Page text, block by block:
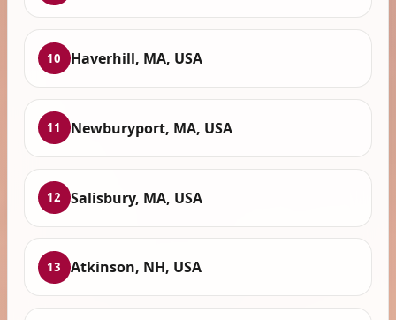
10 Haverhill, MA, USA
11 Newburyport, MA, USA
12 Salisbury, MA, USA
13 Atkinson, NH, USA